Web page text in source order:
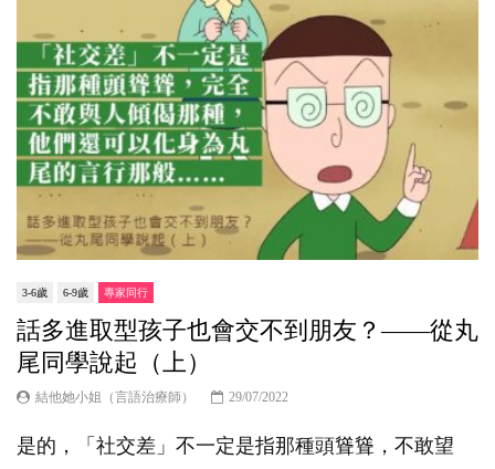
3-6歲 6-9歲 專家同行
話多進取型孩子也會交不到朋友？——從丸
尾同學說起（上）
結他她小姐（言語治療師） 29/07/2022
是的，「社交差」不一定是指那種頭聳聳，不敢望